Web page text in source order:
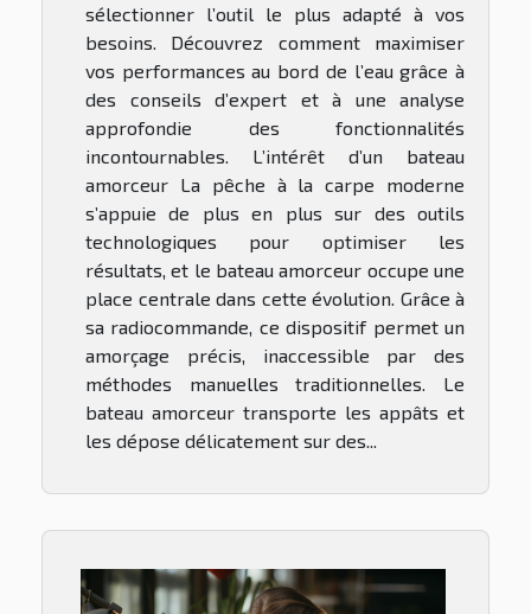
sélectionner l’outil le plus adapté à vos
besoins. Découvrez comment maximiser
vos performances au bord de l’eau grâce à
des conseils d’expert et à une analyse
approfondie des fonctionnalités
incontournables. L’intérêt d’un bateau
amorceur La pêche à la carpe moderne
s’appuie de plus en plus sur des outils
technologiques pour optimiser les
résultats, et le bateau amorceur occupe une
place centrale dans cette évolution. Grâce à
sa radiocommande, ce dispositif permet un
amorçage précis, inaccessible par des
méthodes manuelles traditionnelles. Le
bateau amorceur transporte les appâts et
les dépose délicatement sur des...